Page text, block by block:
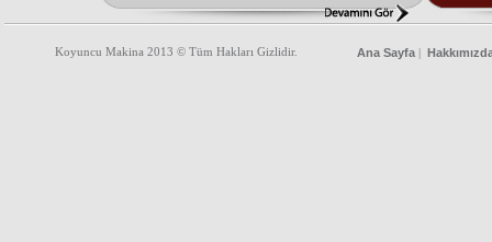
Koyuncu Makina 2013 © Tüm Hakları Gizlidir. Ana Sayfa